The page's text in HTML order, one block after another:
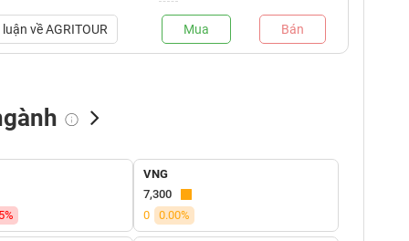
vềAGRITOUR Mua Bán
Tự doanh mua
VNG
7,300
0
0.00%